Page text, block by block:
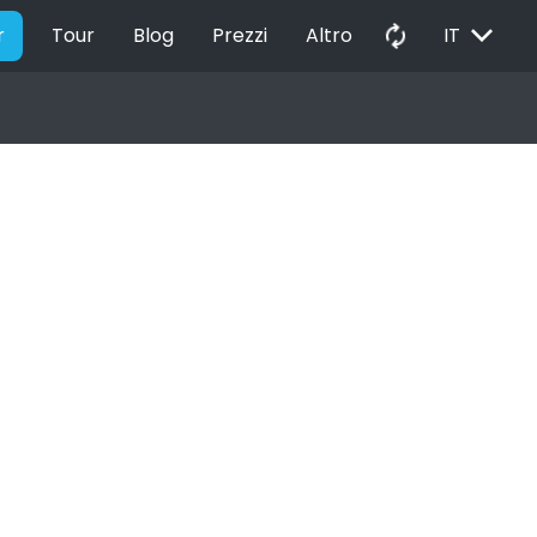
Tour Blog Prezzi Altro autorenew IT EXPAND_MORE